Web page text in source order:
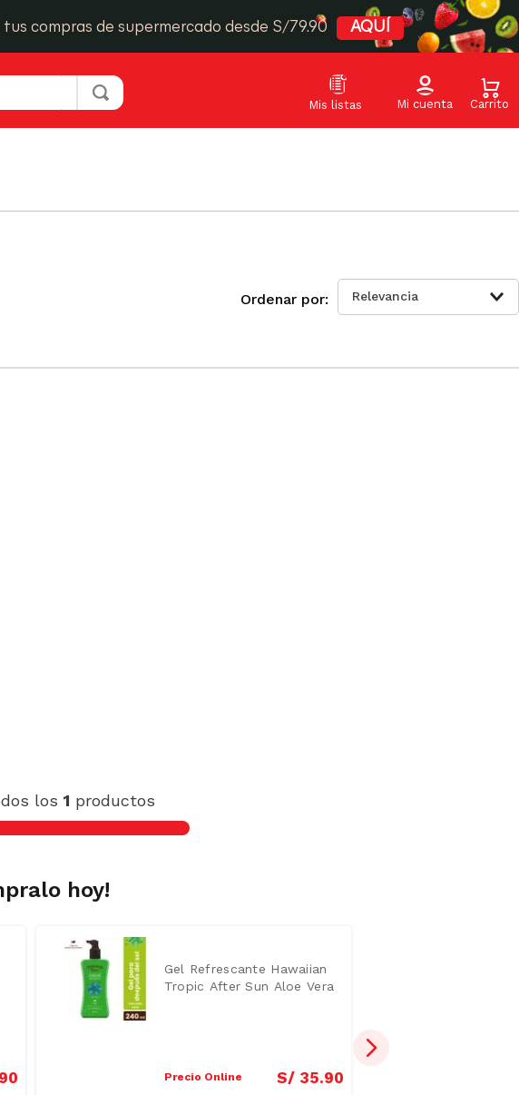
tus compras de supermercado desde S/79.90 AQUÍ
Relevancia
los1 productos
hoy!
90
Gel Refrescante Hawaiian
Tropic After Sun Aloe Vera
Precio Online S/ 35.90